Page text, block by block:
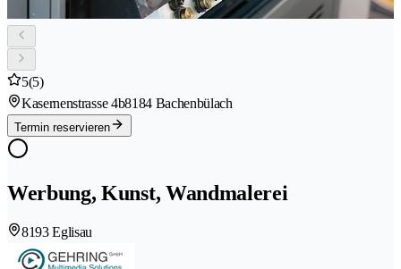
5(5)
Kasernenstrasse 4b8184 Bachenbülach
Termin reservieren
Werbung, Kunst, Wandmalerei
8193 Eglisau